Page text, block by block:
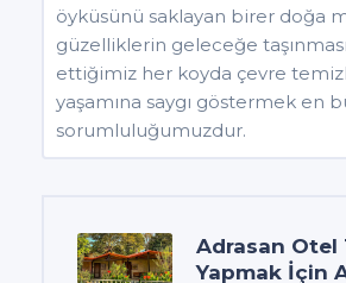
öyküsünü saklayan birer doğa
güzelliklerin geleceğe
ettiğimiz her koyda çevre
yaşamına saygı göstermek en
sorumluluğumuzdur.
Adrasan Otel
Yapmak İçin